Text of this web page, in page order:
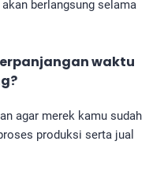
berlangsung selama
waktu
agar merek kamu sudah
produksi serta jual